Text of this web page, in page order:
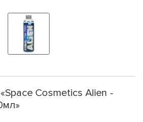
Cosmetics Alien -